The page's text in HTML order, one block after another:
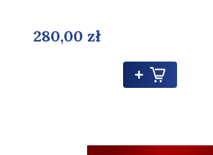
280,00 zł